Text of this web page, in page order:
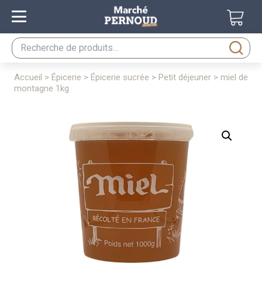
Recherche
pour :
accueil > épicerie > épicerie sucrée > petit déjeuner > miel de
montagne 1kg